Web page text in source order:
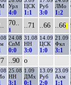
Урл
4:0
ЦСК
1:1
Руб
3:0
ЛМо
1:2
70..
1
..71 ..66 ..66
24.08
СпМ
0:0
31.08
НН
3:0
14.09
ЦСК
1:0
21.09
Фкл
3:1
..90 о
25.08
НН
3:1
1.09
ДМх
0:1
13.09
Руб
2:0
23.09
Ахм
1:1